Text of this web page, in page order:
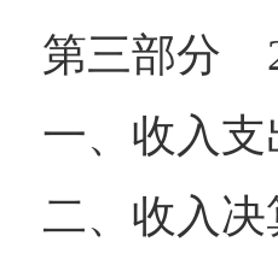
第三部分
一、收入
二、收入决